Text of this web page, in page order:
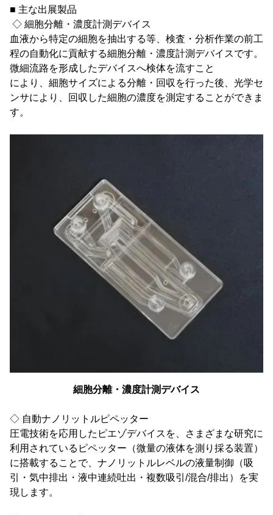
■ 主な出展製品
◇ 細胞分離・濃度計測デバイス
血液から特定の細胞を抽出する等、検査・分析作業の前工
程の自動化に貢献する細胞分離・濃度計測デバイスです。
微細流路を形成したデバイスへ検体を流すこと
により、細胞サイズによる分離・回収を行った後、光学セ
ンサにより、回収した細胞の濃度を測定することができま
す。
細胞分離・濃度計測デバイス
◇ 自動ナノリットルピペッター
圧電技術を応用したピエゾデバイスを、さまざまな研究に
利用されているピペッター（微量の液体を測り採る装置）
に搭載することで、ナノリットルレベルの液量制御（吸
引・気中排出・液中連続吐出・複数吸引/混合/排出）を実
現します。